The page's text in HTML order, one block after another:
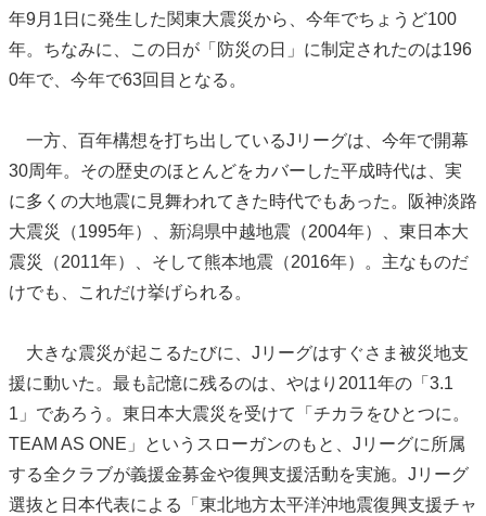
年9月1日に発生した関東大震災から、今年でちょうど100
年。ちなみに、この日が「防災の日」に制定されたのは196
0年で、今年で63回目となる。
一方、百年構想を打ち出しているJリーグは、今年で開幕
30周年。その歴史のほとんどをカバーした平成時代は、実
に多くの大地震に見舞われてきた時代でもあった。阪神淡路
大震災（1995年）、新潟県中越地震（2004年）、東日本大
震災（2011年）、そして熊本地震（2016年）。主なものだ
けでも、これだけ挙げられる。
大きな震災が起こるたびに、Jリーグはすぐさま被災地支
援に動いた。最も記憶に残るのは、やはり2011年の「3.1
1」であろう。東日本大震災を受けて「チカラをひとつに。
TEAM AS ONE」というスローガンのもと、Jリーグに所属
する全クラブが義援金募金や復興支援活動を実施。Jリーグ
選抜と日本代表による「東北地方太平洋沖地震復興支援チャ